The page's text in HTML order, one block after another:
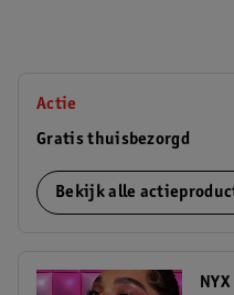
Actie
Gratis thuisbezorgd
Bekijk alle